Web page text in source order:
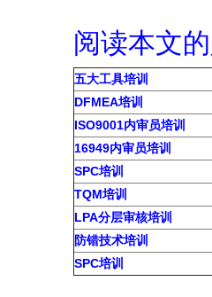
阅读本文
五大工具培训
DFMEA培训
ISO9001内审员培训
16949内审员培训
SPC培训
TQM培训
LPA分层审核培训
防错技术培训
SPC培训